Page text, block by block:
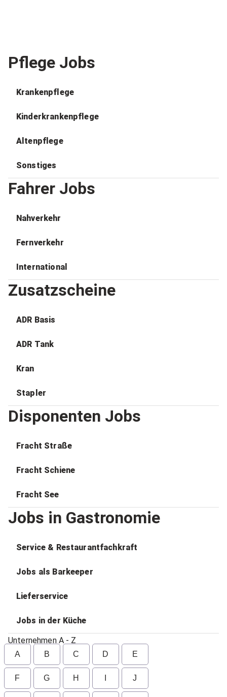
Pflege Jobs
Krankenpflege
Kinderkrankenpflege
Altenpflege
Sonstiges
Fahrer Jobs
Nahverkehr
Fernverkehr
International
Zusatzscheine
ADR Basis
ADR Tank
Kran
Stapler
Disponenten Jobs
Fracht Straße
Fracht Schiene
Fracht See
Jobs in Gastronomie
Service & Restaurantfachkraft
Jobs als Barkeeper
Lieferservice
Jobs in der Küche
Unternehmen A - Z
A B C D E
F G H J